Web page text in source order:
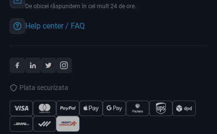
De obicei răspundem în cel mult 24 de ore.
Help center / FAQ
Plata securizata